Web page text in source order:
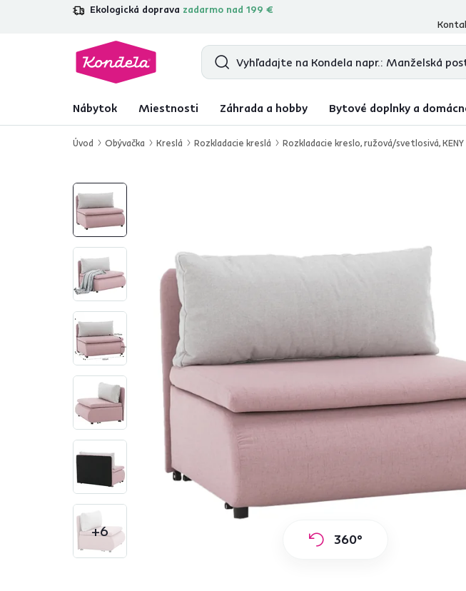
Ekologická doprava zadarmo nad 199 €
4,7 31 211overených produktových recenzií
Nábytok Miestnosti Záhrada a hobby Bytové doplnky a
Úvod Obývačka Kreslá Rozkladacie kreslá Rozkladacie kreslo, ružová/svetlosivá, KENY
+6 360°